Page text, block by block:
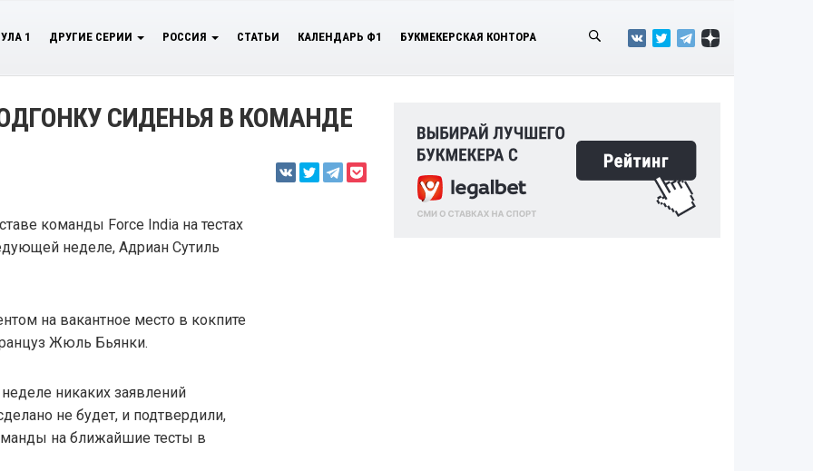
1 ДРУГИЕ СЕРИИ РОССИЯ СТАТЬИ КАЛЕНДАРЬ Ф1 БУКМЕКЕРСКАЯ КОНТОРА
СИДЕНЬЯ В КОМАНДЕ
команды Force India на тестах
неделе, Адриан Сутиль
на вакантное место в кокпите
Жюль Бьянки.
никаких заявлений
не будет, и подтвердили,
на ближайшие тесты в